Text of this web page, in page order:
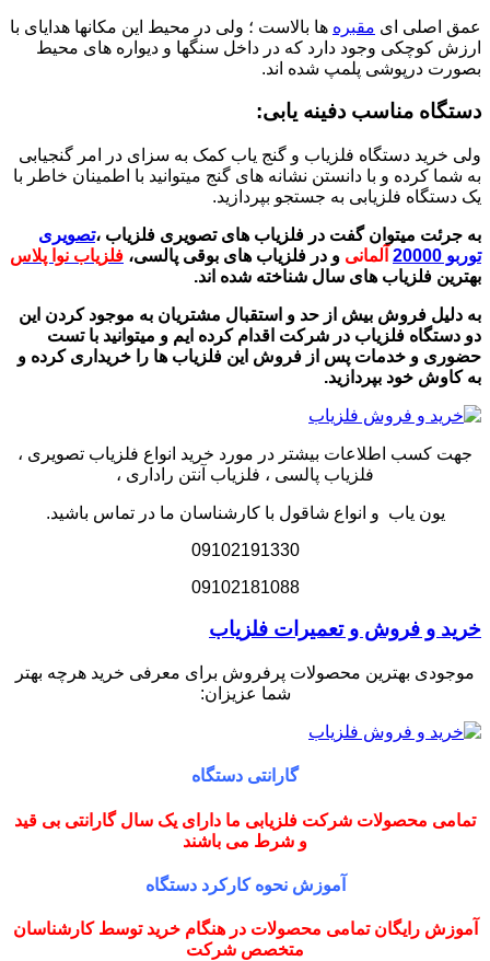
عمق اصلی ای مقبره ها بالاست ؛ ولی در محیط این مکانها هدایای با
ارزش کوچکی وجود دارد که در داخل سنگها و دیواره های محیط
بصورت درپوشی پلمپ شده اند.
دستگاه مناسب دفینه یابی:
ولی خرید دستگاه فلزیاب و گنج یاب کمک به سزای در امر گنجیابی
به شما کرده و با دانستن نشانه های گنج میتوانید با اطمینان خاطر با
یک دستگاه فلزیابی به جستجو بپردازید.
به جرئت میتوان گفت در فلزیاب های تصویری فلزیاب ،تصویری
توربو 20000
آلمانی و در فلزیاب های بوقی پالسی، فلزیاب نوا پلاس
بهترین فلزیاب های سال شناخته شده اند.
به دلیل فروش بیش از حد و استقبال مشتریان به موجود کردن این
دو دستگاه فلزیاب در شرکت اقدام کرده ایم و میتوانید با تست
حضوری و خدمات پس از فروش این فلزیاب ها را خریداری کرده و
به کاوش خود بپردازید.
جهت کسب اطلاعات بیشتر در مورد خرید انواع فلزیاب تصویری ،
فلزیاب پالسی ، فلزیاب آنتن راداری ،
یون یاب و انواع شاقول با کارشناسان ما در تماس باشید.
09102191330
09102181088
خرید و فروش و تعمیرات فلزیاب
موجودی بهترین محصولات پرفروش برای معرفی خرید هرچه بهتر
شما عزیزان:
گارانتی دستگاه
تمامی محصولات شرکت فلزیابی ما دارای یک سال گارانتی بی قید
و شرط می باشند
آموزش نحوه کارکرد دستگاه
آموزش رایگان تمامی محصولات در هنگام خرید توسط کارشناسان
متخصص شرکت